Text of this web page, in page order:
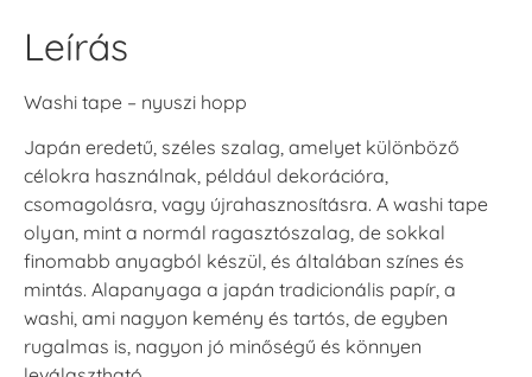
Leírás
Washi tape – nyuszi hopp
Japán eredetű, széles szalag, amelyet különböző
célokra használnak, például dekorációra,
csomagolásra, vagy újrahasznosításra. A washi tape
olyan, mint a normál ragasztószalag, de sokkal
finomabb anyagból készül, és általában színes és
mintás. Alapanyaga a japán tradicionális papír, a
washi, ami nagyon kemény és tartós, de egyben
rugalmas is, nagyon jó minőségű és könnyen